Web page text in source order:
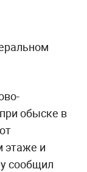
обыске в
этаже и
сообщил